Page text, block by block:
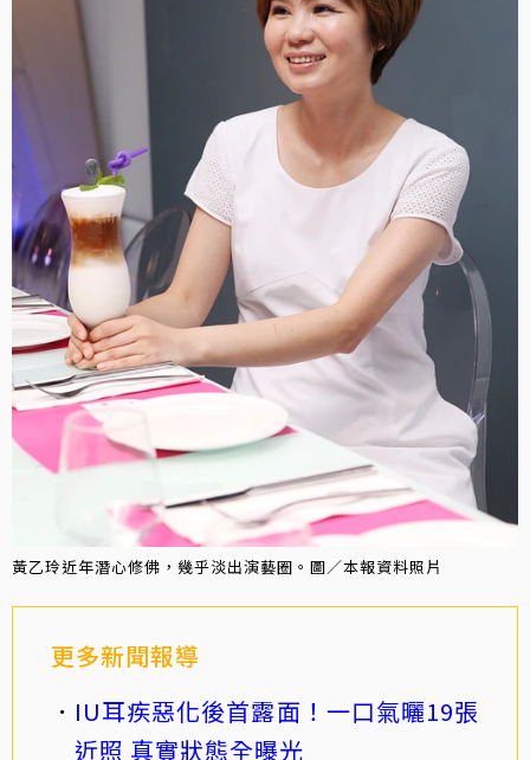
黃乙玲近年潛心修佛，幾乎淡出演藝圈。圖／本報資料照片
更多新聞報導
IU耳疾惡化後首露面！一口氣曬19張
近照 真實狀態全曝光